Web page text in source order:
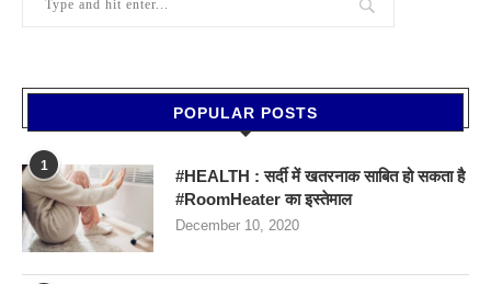
POPULAR POSTS
1
#HEALTH : सर्दी में खतरनाक साबित हो सकता है
#RoomHeater का इस्तेमाल
December 10, 2020